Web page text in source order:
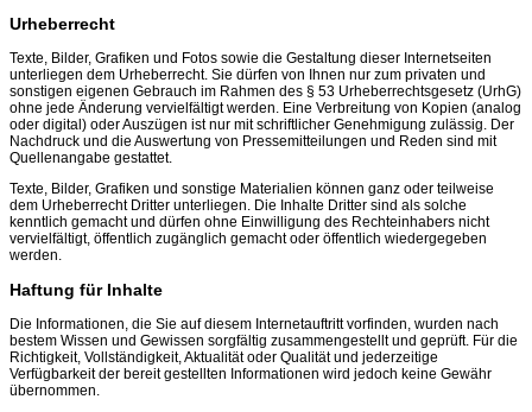
Urheberrecht
Texte, Bilder, Grafiken und Fotos sowie die Gestaltung dieser Internetseiten
unterliegen dem Urheberrecht. Sie dürfen von Ihnen nur zum privaten und
sonstigen eigenen Gebrauch im Rahmen des § 53 Urheberrechtsgesetz (UrhG)
ohne jede Änderung vervielfältigt werden. Eine Verbreitung von Kopien (analog
oder digital) oder Auszügen ist nur mit schriftlicher Genehmigung zulässig. Der
Nachdruck und die Auswertung von Pressemitteilungen und Reden sind mit
Quellenangabe gestattet.
Texte, Bilder, Grafiken und sonstige Materialien können ganz oder teilweise
dem Urheberrecht Dritter unterliegen. Die Inhalte Dritter sind als solche
kenntlich gemacht und dürfen ohne Einwilligung des Rechteinhabers nicht
vervielfältigt, öffentlich zugänglich gemacht oder öffentlich wiedergegeben
werden.
Haftung für Inhalte
Die Informationen, die Sie auf diesem Internetauftritt vorfinden, wurden nach
bestem Wissen und Gewissen sorgfältig zusammengestellt und geprüft. Für die
Richtigkeit, Vollständigkeit, Aktualität oder Qualität und jederzeitige
Verfügbarkeit der bereit gestellten Informationen wird jedoch keine Gewähr
übernommen.